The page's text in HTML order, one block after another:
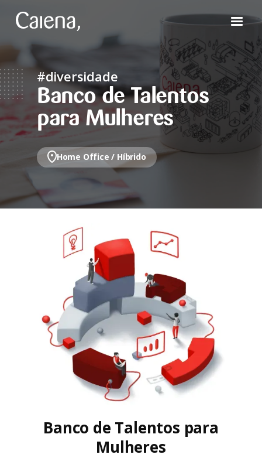
#diversidade
Banco de Talentos
para Mulheres
Home Office / Híbrido
Banco de Talentos para
Mulheres